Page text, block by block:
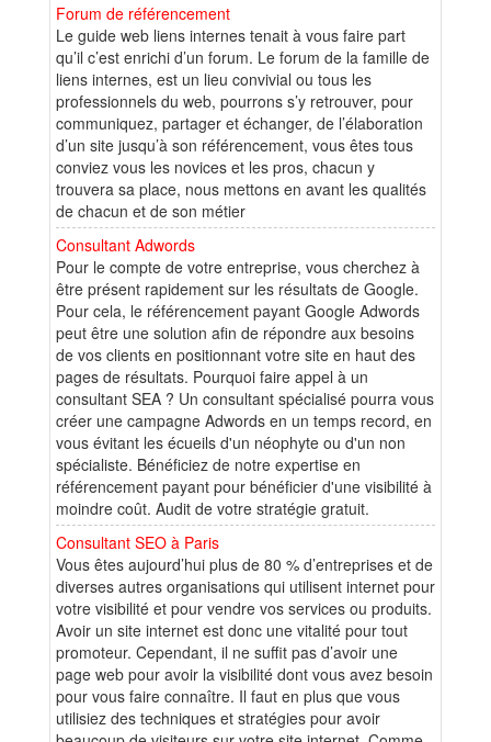
Forum de référencement
Le guide web liens internes tenait à vous faire part
qu’il c’est enrichi d’un forum. Le forum de la famille de
liens internes, est un lieu convivial ou tous les
professionnels du web, pourrons s’y retrouver, pour
communiquez, partager et échanger, de l’élaboration
d’un site jusqu’à son référencement, vous êtes tous
conviez vous les novices et les pros, chacun y
trouvera sa place, nous mettons en avant les qualités
de chacun et de son métier
Consultant Adwords
Pour le compte de votre entreprise, vous cherchez à
être présent rapidement sur les résultats de Google.
Pour cela, le référencement payant Google Adwords
peut être une solution afin de répondre aux besoins
de vos clients en positionnant votre site en haut des
pages de résultats. Pourquoi faire appel à un
consultant SEA ? Un consultant spécialisé pourra vous
créer une campagne Adwords en un temps record, en
vous évitant les écueils d'un néophyte ou d'un non
spécialiste. Bénéficiez de notre expertise en
référencement payant pour bénéficier d'une visibilité à
moindre coût. Audit de votre stratégie gratuit.
Consultant SEO à Paris
Vous êtes aujourd’hui plus de 80 % d’entreprises et de
diverses autres organisations qui utilisent internet pour
votre visibilité et pour vendre vos services ou produits.
Avoir un site internet est donc une vitalité pour tout
promoteur. Cependant, il ne suffit pas d’avoir une
page web pour avoir la visibilité dont vous avez besoin
pour vous faire connaître. Il faut en plus que vous
utilisiez des techniques et stratégies pour avoir